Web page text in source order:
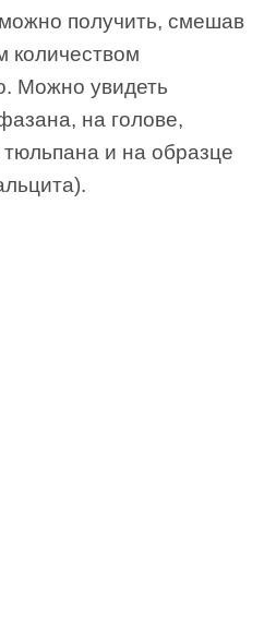
получить, смешав
количеством
Можно увидеть
на голове,
тюльпана и на образце